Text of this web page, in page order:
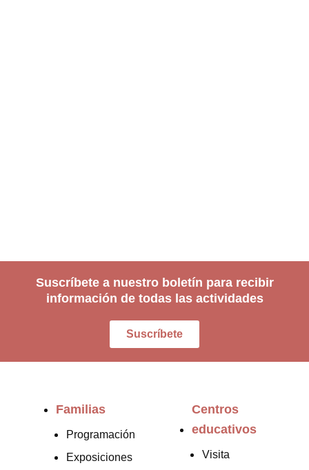
Suscríbete a nuestro boletín para recibir
información de todas las actividades
Suscríbete
Familias
Programación
Exposiciones
Centros
educativos
Visita